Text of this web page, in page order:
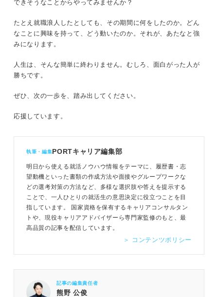
できそうなことからやってみませんか？
たとえ就職浪人したとしても、その期間に何をしたのか。どん
なことに興味を持って、どう動いたのか。それが、あたなと強
みになります。
人生は、そんな簡単に終わりません。むしろ、面白がった人が
勝ちです。
ぜひ、次の一歩を、踏み出してください。
応援しています。
執筆・編集PORTキャリア編集部
明日から使える就活ノウハウ情報をテーマに、履歴書・志
望動機といった書類の作成方法や面接やグループワークな
どの選考対策の方法など、多様な選択肢や答えを提示する
ことで、一人ひとりの就活生の意思決定に役立つことを目
指しています。 国家資格を保有するキャリアコンサルタン
トや、現役キャリアアドバイザーら専門家監修のもと、最
高品質の記事を配信しています。
＞ コンテンツポリシー
記事の編集責任者
熊野 公俊